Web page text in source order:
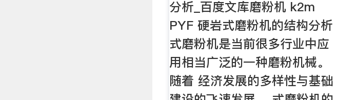
分析_百度文库磨粉机 k2m
PYF 硬岩式磨粉机的结构分析
式磨粉机是当前很多行业中应
用相当广泛的一种磨粉机械。
随着 经济发展的多样性与基础